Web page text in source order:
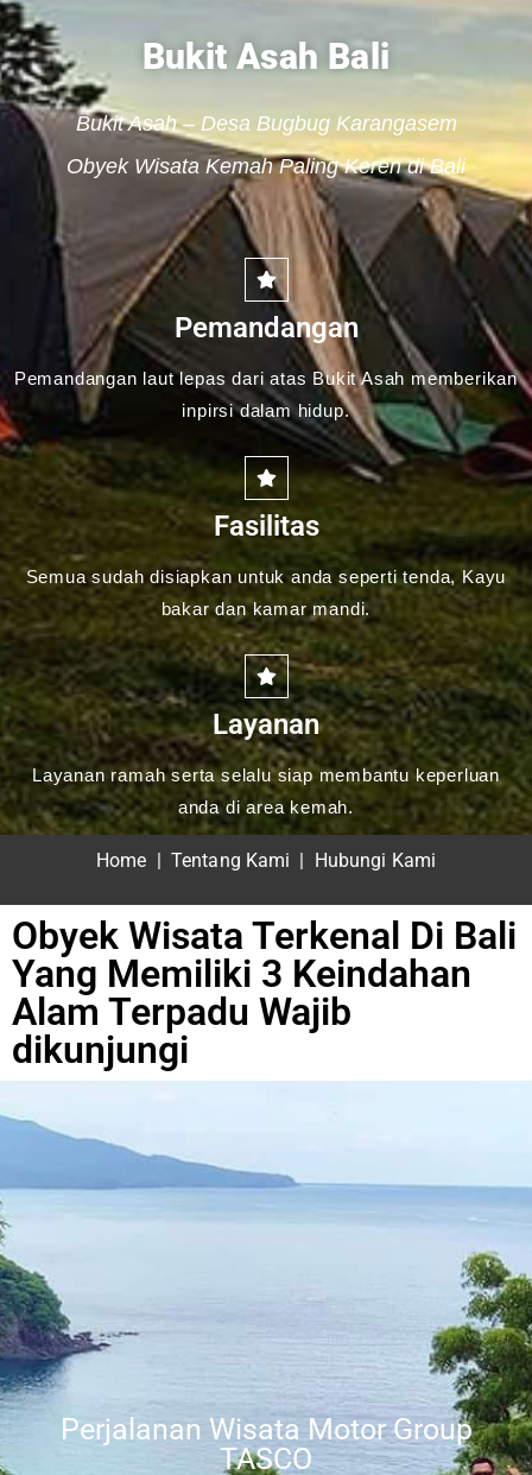
Bukit Asah Bali
Bukit Asah – Desa Bugbug Karangasem
Obyek Wisata Kemah Paling Keren di Bali
Pemandangan
Pemandangan laut lepas dari atas Bukit Asah memberikan
inpirsi dalam hidup.
Fasilitas
Semua sudah disiapkan untuk anda seperti tenda, Kayu
bakar dan kamar mandi.
Layanan
Layanan ramah serta selalu siap membantu keperluan
anda di area kemah.
Home Tentang Kami Hubungi Kami
Obyek Wisata Terkenal Di Bali
Yang Memiliki 3 Keindahan
Alam Terpadu Wajib
dikunjungi
Perjalanan Wisata Motor Group
TASCO